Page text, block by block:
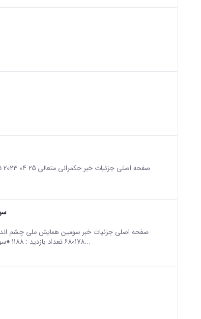
of this content.
of this content.
of this content.
صفحه اصلی جزئیات خبر حکمرانی متعالی 25 04 2023 11:45 کد خبر : 679482 تعداد بازدید : 1366 اشتراک گذاری چاپ کردن
of this content.
680178 تعداد بازدید : 1188 ♦️سومین همایش ملی چشم اندازهای آموزش و یادگیری در عصر دیجیتال...
of this content.